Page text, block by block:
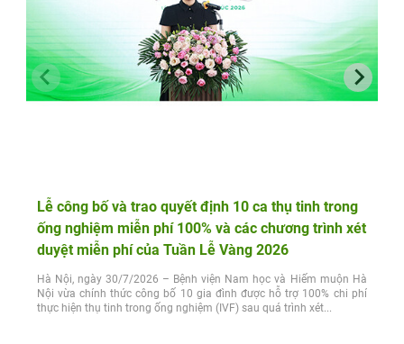
Lễ công bố và trao quyết định 10 ca thụ tinh trong
ống nghiệm miễn phí 100% và các chương trình xét
duyệt miễn phí của Tuần Lễ Vàng 2026
Hà Nội, ngày 30/7/2026 – Bệnh viện Nam học và Hiếm muộn Hà
Nội vừa chính thức công bố 10 gia đình được hỗ trợ 100% chi phí
thực hiện thụ tinh trong ống nghiệm (IVF) sau quá trình xét...